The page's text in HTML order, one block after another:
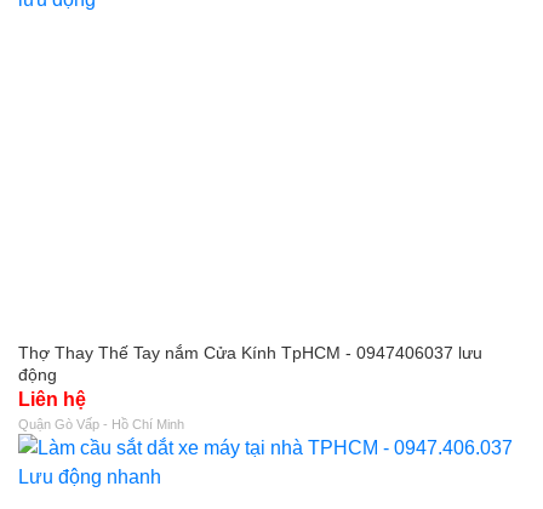
Thợ Thay Thế Tay nắm Cửa Kính TpHCM - 0947406037 lưu
động
Liên hệ
Quận Gò Vấp - Hồ Chí Minh